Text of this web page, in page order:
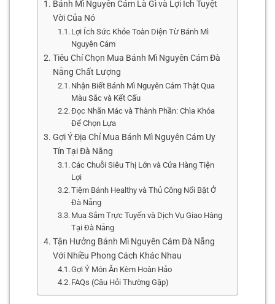
Bánh Mì Nguyên Cám Là Gì và Lợi Ích Tuyệt
Vời Của Nó
Lợi Ích Sức Khỏe Toàn Diện Từ Bánh Mì
Nguyên Cám
Tiêu Chí Chọn Mua Bánh Mì Nguyên Cám Đà
Nẵng Chất Lượng
Nhận Biết Bánh Mì Nguyên Cám Thật Qua
Màu Sắc và Kết Cấu
Đọc Nhãn Mác và Thành Phần: Chìa Khóa
Để Chọn Lựa
Gợi Ý Địa Chỉ Mua Bánh Mì Nguyên Cám Uy
Tín Tại Đà Nẵng
Các Chuỗi Siêu Thị Lớn và Cửa Hàng Tiện
Lợi
Tiệm Bánh Healthy và Thủ Công Nổi Bật Ở
Đà Nẵng
Mua Sắm Trực Tuyến và Dịch Vụ Giao Hàng
Tại Đà Nẵng
Tận Hưởng Bánh Mì Nguyên Cám Đà Nẵng
Với Nhiều Phong Cách Khác Nhau
Gợi Ý Món Ăn Kèm Hoàn Hảo
FAQs (Câu Hỏi Thường Gặp)